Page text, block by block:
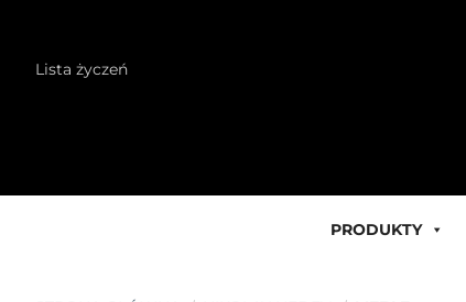
Lista życzeń
PRODUKTY